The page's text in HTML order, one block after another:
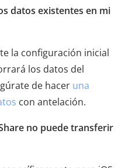
datos existentes en mi
la configuración inicial
los datos del
de hacer una
con antelación.
no puede transferir